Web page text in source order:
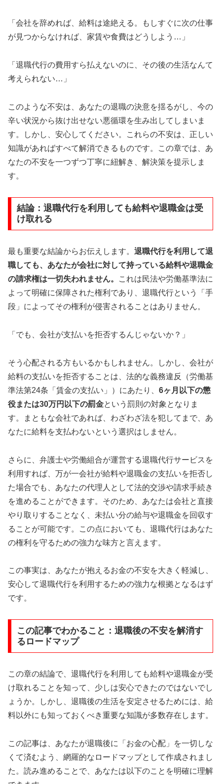
「会社を辞めれば、給料は途絶える。もしすぐに次の仕事
が見つからなければ、家賃や食費はどうしよう…」
「退職代行の費用すら払えないのに、その後の生活なんて
考えられない…」
このような不安は、あなたの退職の決意を揺るがし、今の
辛い状況から抜け出せない悪循環を生み出してしまいま
す。しかし、安心してください。これらの不安は、正しい
知識があればすべて解消できるものです。この章では、あ
なたの不安を一つずつ丁寧に紐解き、解決策を提示しま
す。
結論：退職代行を利用しても給料や退職金は受
け取れる
最も重要な結論からお伝えします。 退職代行を利用して退
職しても、あなたが会社に対して持っている給料や退職金
の請求権は一切失われません。
これは民法や労働基準法に
よって明確に保障された権利であり、退職代行という「手
段」によってその権利が侵害されることはありません。
「でも、会社が支払いを拒否するんじゃないか？」
そう心配される方もいるかもしれません。しかし、会社が
給料の支払いを拒否することは、法的な義務違反（労働基
準法第24条「賃金の支払い」）にあたり、 6ヶ月以下の懲
役または30万円以下の罰金という罰則の対象となりま
す。まともな会社であれば、わざわざ法を犯してまで、あ
なたに給料を支払わないという選択はしません。
さらに、弁護士や労働組合が運営する退職代行サービスを
利用すれば、万が一会社が給料や退職金の支払いを拒否し
た場合でも、あなたの代理人として法的交渉や請求手続き
を進めることができます。そのため、あなたは会社と直接
やり取りすることなく、未払い分の給与や退職金を回収す
ることが可能です。この点においても、退職代行はあなた
の権利を守るための強力な味方と言えます。
この事実は、あなたが抱えるお金の不安を大きく軽減し、
安心して退職代行を利用するための強力な根拠となるはず
です。
この記事でわかること：退職後の不安を解消す
るロードマップ
この章の結論で、退職代行を利用しても給料や退職金が受
け取れることを知って、少しは安心できたのではないでし
ょうか。しかし、退職後の生活を安定させるためには、給
料以外にも知っておくべき重要な知識が多数存在します。
この記事は、あなたが退職後に「お金の心配」を一切しな
くて済むよう、網羅的なロードマップとして作成されまし
た。読み進めることで、あなたは以下のことを明確に理解